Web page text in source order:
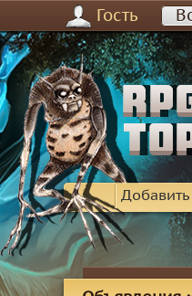
Гость
Добавить